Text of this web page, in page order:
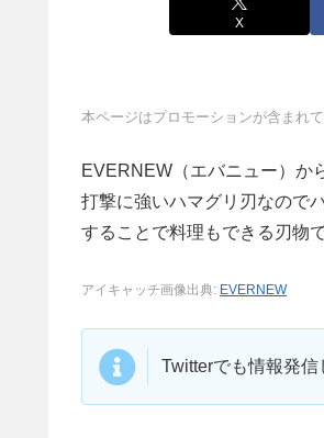
X
本ページはプロモーションが含まれ
EVERNEW（エバニュー）か
打撃に強いハマグリ刃なので
することで料理もできる刃物
アイキャッチ画像出典: EVERNEW
Twitterでも情報発信